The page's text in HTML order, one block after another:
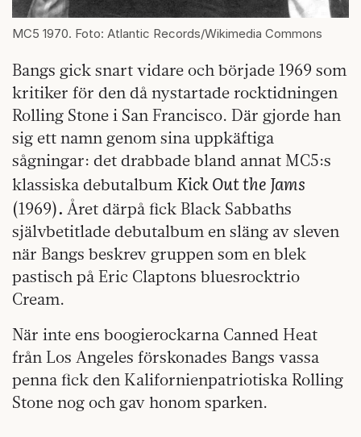
MC5 1970. Foto: Atlantic Records/Wikimedia Commons
Bangs gick snart vidare och började 1969 som
kritiker för den då nystartade rocktidningen
Rolling Stone i San Francisco. Där gjorde han
sig ett namn genom sina uppkäftiga
sågningar: det drabbade bland annat MC5:s
klassiska debutalbum Kick Out the Jams
(1969). Året därpå fick Black Sabbaths
självbetitlade debutalbum en släng av sleven
när Bangs beskrev gruppen som en blek
pastisch på Eric Claptons bluesrocktrio
Cream.
När inte ens boogierockarna Canned Heat
från Los Angeles förskonades Bangs vassa
penna fick den Kalifornienpatriotiska Rolling
Stone nog och gav honom sparken.